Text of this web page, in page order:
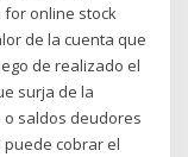
for online stock
de la cuenta que
de realizado el
surja de la
o saldos deudores
puede cobrar el